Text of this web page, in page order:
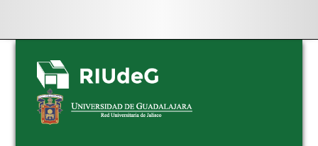
Skip
navigation